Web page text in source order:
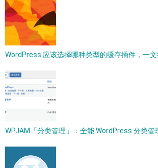
WordPress 应该选择哪种类型的缓存插件，一文
WPJAM「分类管理」：全能 WordPress 分类管